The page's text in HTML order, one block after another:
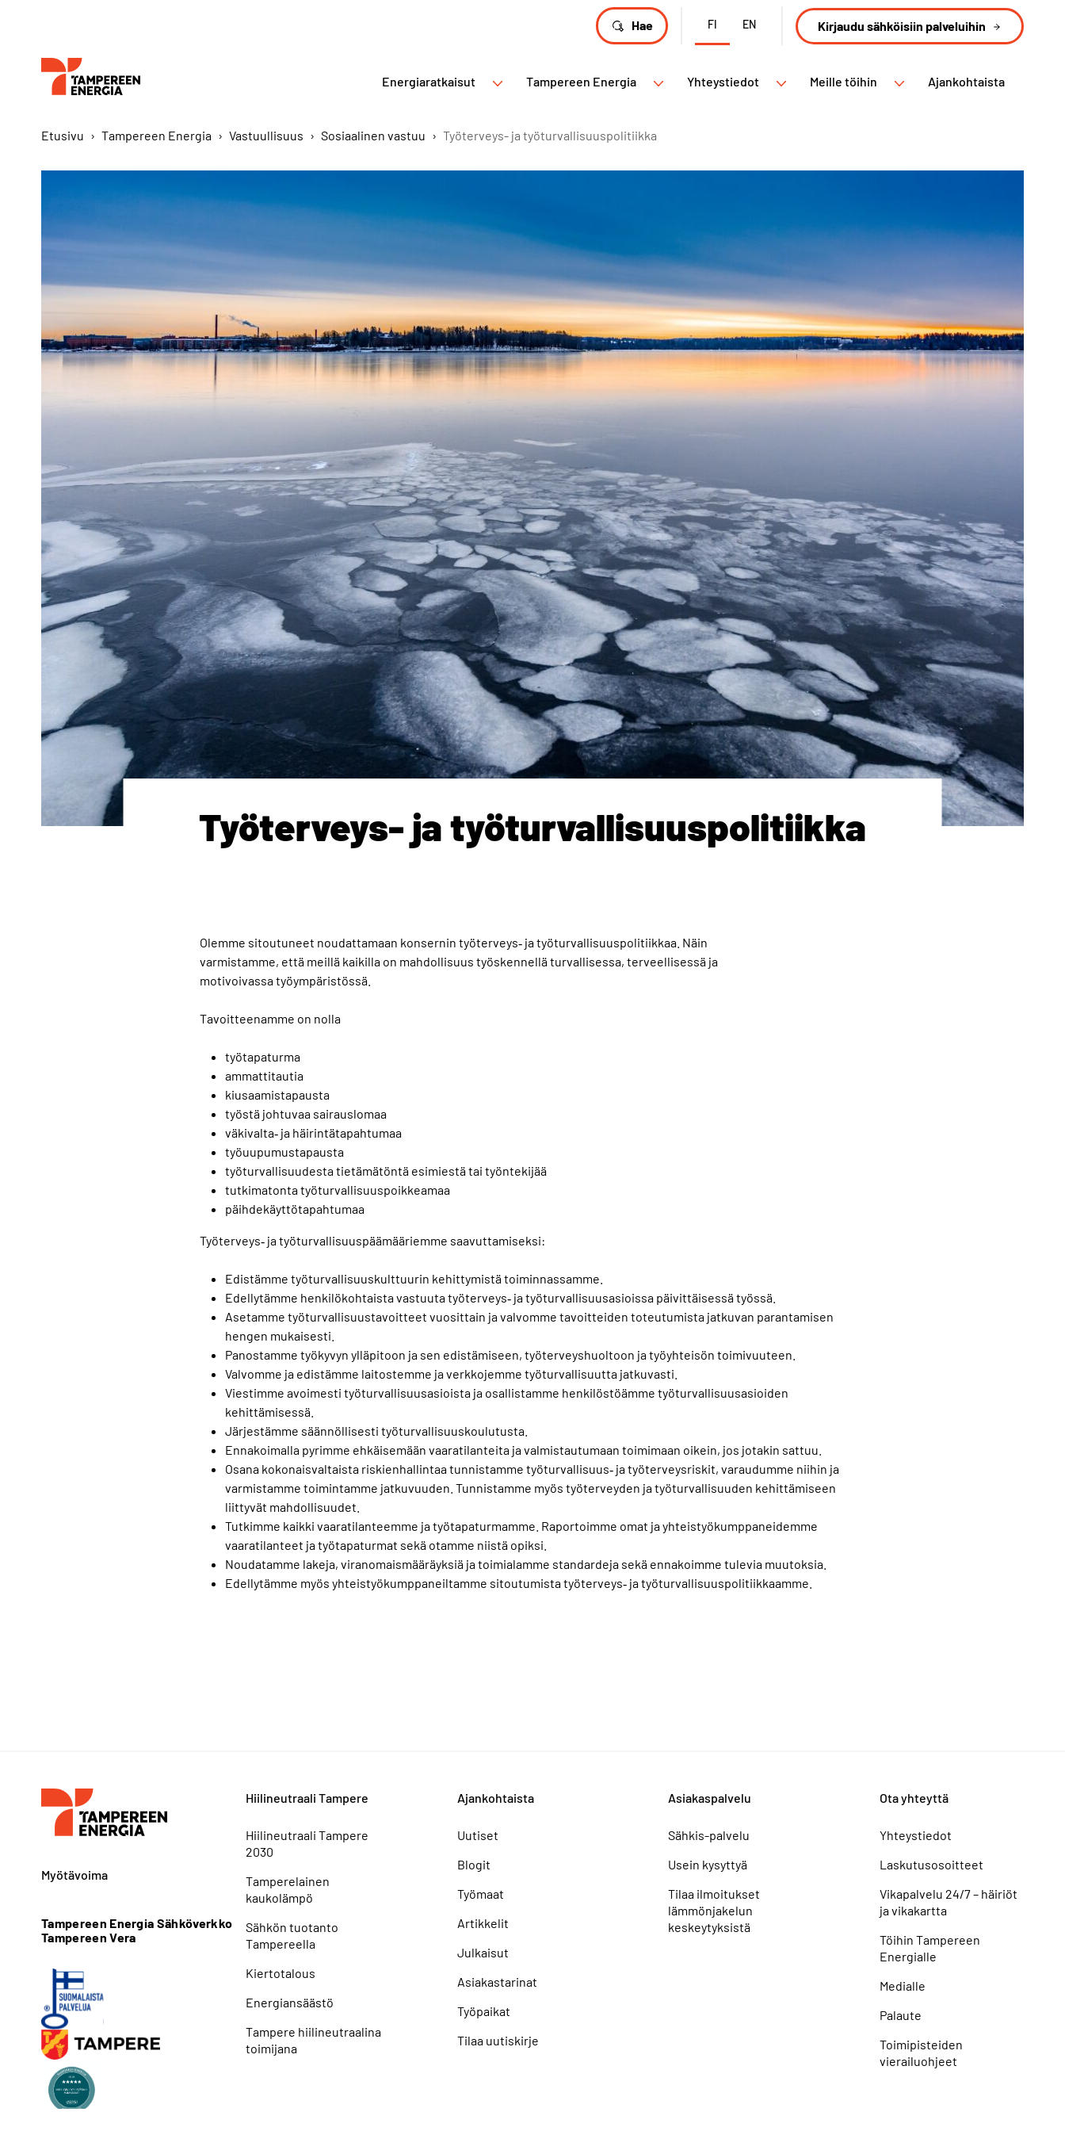
Hae FI EN Kirjaudu sähköisiin palveluihin
Energiaratkaisut Tampereen Energia Yhteystiedot Meille töihin Ajankohtaista
Etusivu › Tampereen Energia › Vastuullisuus › Sosiaalinen vastuu › Työterveys- ja työturvallisuuspolitiikka
Työterveys- ja työturvallisuuspolitiikka
Olemme sitoutuneet noudattamaan konsernin työterveys‐ ja työturvallisuuspolitiikkaa. Näin
varmistamme, että meillä kaikilla on mahdollisuus työskennellä turvallisessa, terveellisessä ja
motivoivassa työympäristössä.
Tavoitteenamme on nolla
työtapaturma
ammattitautia
kiusaamistapausta
työstä johtuvaa sairauslomaa
väkivalta‐ ja häirintätapahtumaa
työuupumustapausta
työturvallisuudesta tietämätöntä esimiestä tai työntekijää
tutkimatonta työturvallisuuspoikkeamaa
päihdekäyttötapahtumaa
Työterveys‐ ja työturvallisuuspäämääriemme saavuttamiseksi:
Edistämme työturvallisuuskulttuurin kehittymistä toiminnassamme.
Edellytämme henkilökohtaista vastuuta työterveys‐ ja työturvallisuusasioissa päivittäisessä työssä.
Asetamme työturvallisuustavoitteet vuosittain ja valvomme tavoitteiden toteutumista jatkuvan parantamisen
hengen mukaisesti.
Panostamme työkyvyn ylläpitoon ja sen edistämiseen, työterveyshuoltoon ja työyhteisön toimivuuteen.
Valvomme ja edistämme laitostemme ja verkkojemme työturvallisuutta jatkuvasti.
Viestimme avoimesti työturvallisuusasioista ja osallistamme henkilöstöämme työturvallisuusasioiden
kehittämisessä.
Järjestämme säännöllisesti työturvallisuuskoulutusta.
Ennakoimalla pyrimme ehkäisemään vaaratilanteita ja valmistautumaan toimimaan oikein, jos jotakin sattuu.
Osana kokonaisvaltaista riskienhallintaa tunnistamme työturvallisuus‐ ja työterveysriskit, varaudumme niihin ja
varmistamme toimintamme jatkuvuuden. Tunnistamme myös työterveyden ja työturvallisuuden kehittämiseen
liittyvät mahdollisuudet.
Tutkimme kaikki vaaratilanteemme ja työtapaturmamme. Raportoimme omat ja yhteistyökumppaneidemme
vaaratilanteet ja työtapaturmat sekä otamme niistä opiksi.
Noudatamme lakeja, viranomaismääräyksiä ja toimialamme standardeja sekä ennakoimme tulevia muutoksia.
Edellytämme myös yhteistyökumppaneiltamme sitoutumista työterveys‐ ja työturvallisuuspolitiikkaamme.
Myötävoima
Tampereen Energia Sähköverkko
Tampereen Vera
Hiilineutraali Tampere
Hiilineutraali Tampere
2030
Tamperelainen
kaukolämpö
Sähkön tuotanto
Tampereella
Kiertotalous
Energiansäästö
Tampere hiilineutraalina
toimijana
Ajankohtaista
Uutiset
Blogit
Työmaat
Artikkelit
Julkaisut
Asiakastarinat
Työpaikat
Tilaa uutiskirje
Asiakaspalvelu
Sähkis-palvelu
Usein kysyttyä
Tilaa ilmoitukset
lämmönjakelun
keskeytyksistä
Ota yhteyttä
Yhteystiedot
Laskutusosoitteet
Vikapalvelu 24/7 – häiriöt
ja vikakartta
Töihin Tampereen
Energialle
Medialle
Palaute
Toimipisteiden
vierailuohjeet